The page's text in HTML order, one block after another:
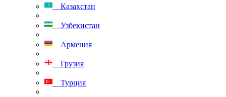
Казахстан
Узбекистан
Армения
Грузия
Турция